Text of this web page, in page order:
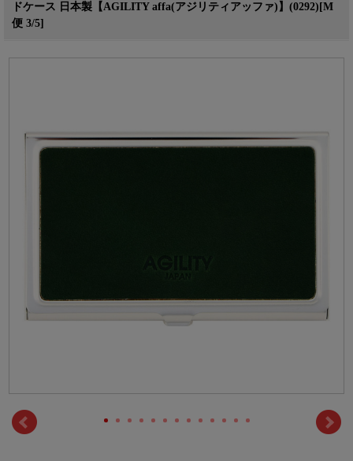
ドケース 日本製【AGILITY affa(アジリティアッファ)】(0292)[M
便 3/5]